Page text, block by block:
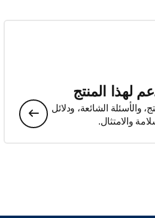
لهذا المنتج
والأسئلة الشائعة، ودلائل
والامتثال.